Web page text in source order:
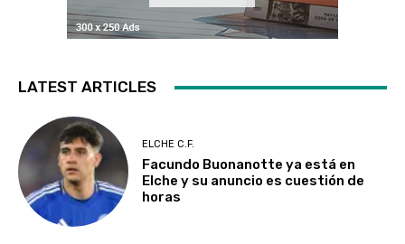
LATEST ARTICLES
ELCHE C.F.
Facundo Buonanotte ya está en
Elche y su anuncio es cuestión de
horas